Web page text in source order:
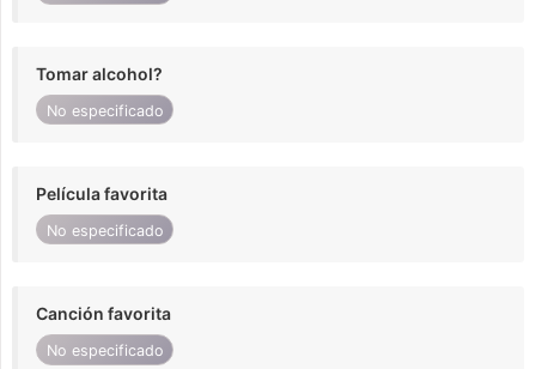
Tomar alcohol?
No especificado
Película favorita
No especificado
Canción favorita
No especificado